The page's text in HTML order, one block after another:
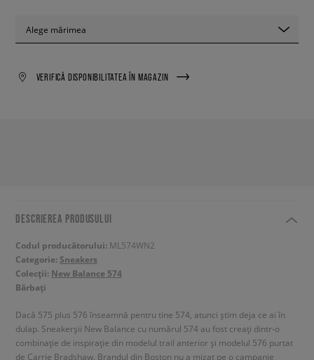
Alege mărimea
VERIFICĂ DISPONIBILITATEA ÎN MAGAZIN
DESCRIEREA PRODUSULUI
Codul producătorului: ML574WN2
Categorie: Sneakers
Colecții: New Balance 574
Bărbați
Dacă 575 plus 576 înseamnă pentru tine 574, atunci știm deja ce ai în
dulap. Sneakerșii New Balance cu numărul 574 au fost creați dintr-o
combinație de inspirație din modelul trail anterior și modelul 576 purtat
de Carrie Bradshaw. Brandul din Boston nu a mizat pe o campanie